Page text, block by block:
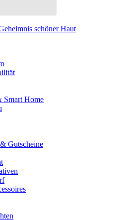
schöner Haut
Smart Home
Gutscheine